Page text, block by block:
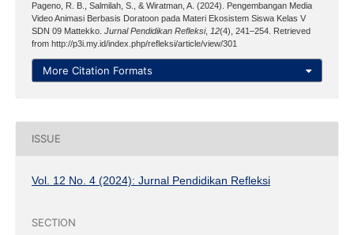
Pageno, R. B., Salmilah, S., & Wiratman, A. (2024). Pengembangan Media
Video Animasi Berbasis Doratoon pada Materi Ekosistem Siswa Kelas V
SDN 09 Mattekko. Jurnal Pendidikan Refleksi, 12(4), 241–254. Retrieved
from http://p3i.my.id/index.php/refleksi/article/view/301
More Citation Formats
ISSUE
Vol. 12 No. 4 (2024): Jurnal Pendidikan Refleksi
SECTION